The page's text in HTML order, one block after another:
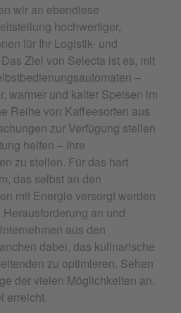
wir an ebendiese
hochwertiger,
für Ihr Logistik- und
Ziel von Selecta ist es, mit
–
warmer und kalter Speisen im
Reihe von Kaffeesorten aus
zur Verfügung stellen
helfen – Ihre
zu stellen. Für das hart
das selbst an den
mit Energie versorgt werden
an und
aus den
dabei, das kulinarische
zu optimieren. Sehen
der vielen Möglichkeiten an,
erreicht.